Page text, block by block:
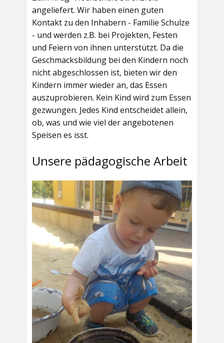
angeliefert. Wir haben einen guten
Kontakt zu den Inhabern - Familie Schulze
- und werden z.B. bei Projekten, Festen
und Feiern von ihnen unterstützt. Da die
Geschmacksbildung bei den Kindern noch
nicht abgeschlossen ist, bieten wir den
Kindern immer wieder an, das Essen
auszuprobieren. Kein Kind wird zum Essen
gezwungen. Jedes Kind entscheidet allein,
ob, was und wie viel der angebotenen
Speisen es isst.
Unsere pädagogische Arbeit